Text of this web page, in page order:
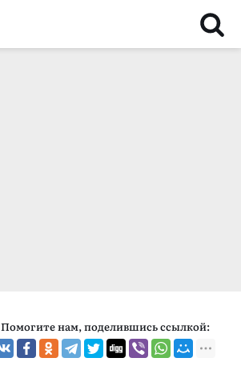
Помогите нам, поделившись ссылкой: